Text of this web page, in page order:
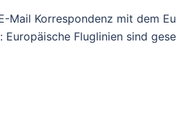
Mail Korrespondenz mit dem
Europäische Fluglinien sind